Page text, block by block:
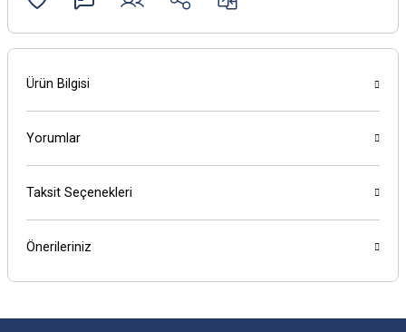
Ürün Bilgisi
Yorumlar
Taksit Seçenekleri
Önerileriniz